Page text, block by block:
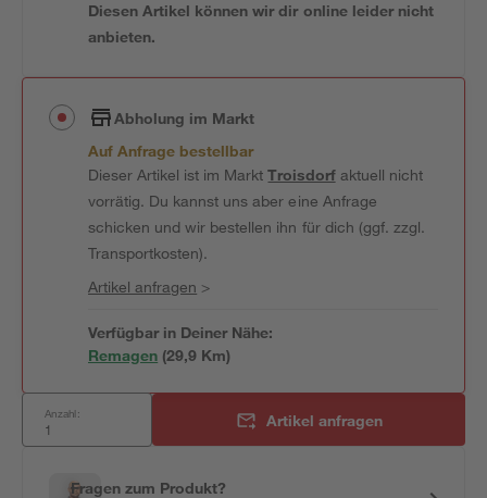
Diesen Artikel können wir dir online leider nicht
anbieten.
Abholung im Markt
Auf Anfrage bestellbar
Dieser Artikel ist im MarktTroisdorfaktuell nicht
vorrätig. Du kannst uns aber eine Anfrage
schicken und wir bestellen ihn für dich (ggf. zzgl.
Transportkosten).
Artikel anfragen >
Verfügbar in Deiner Nähe:
Remagen (29,9 Km)
Anzahl: Artikel anfragen
Fragen zum Produkt?